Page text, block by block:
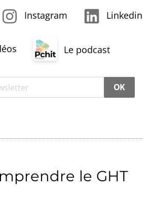
Instagram Linkedin
Le podcast
OK
le GHT